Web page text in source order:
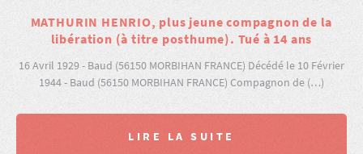
MATHURIN HENRIO, plus jeune compagnon de la
libération (à titre posthume). Tué à 14 ans
16 Avril 1929 - Baud (56150 MORBIHAN FRANCE) Décédé le 10 Février
1944 - Baud (56150 MORBIHAN FRANCE) Compagnon de (…)
LIRE LA SUITE